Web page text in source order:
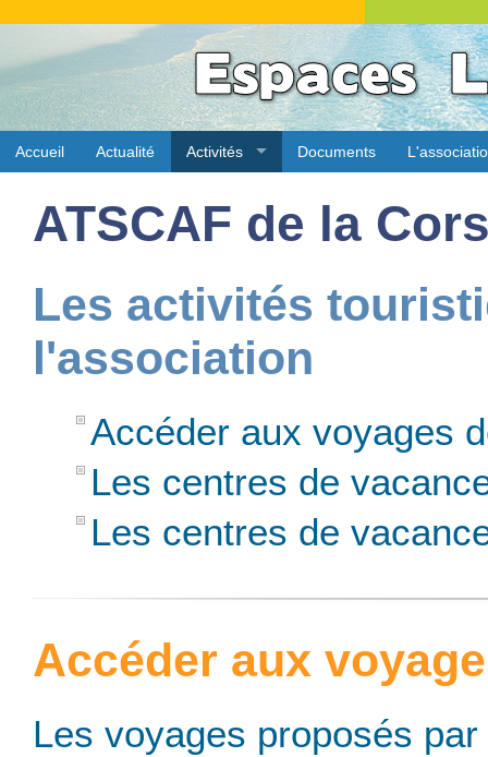
Accueil Actualité Activités Documents
ATSCAF de la
Les activités
l'association
Accéder aux voyages
Les centres de
Les centres de
Accéder aux
Les voyages proposés par